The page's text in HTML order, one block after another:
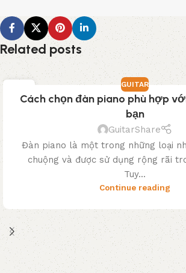
Related posts
TH3
GUITAR
Cách chọn đàn piano phù hợp
bạn
GuitarShare
Đàn piano là một trong những loại
chuộng và được sử dụng rộng rãi
Tuy...
Continue reading